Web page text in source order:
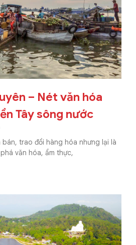
– Nét văn hóa
Tây sông nước
trao đổi hàng hóa nhưng lại là
văn hóa, ẩm thực,